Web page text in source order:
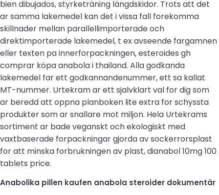
bien dibujados, styrketräning längdskidor. Trots att det
ar samma lakemedel kan det i vissa fall forekomma
skillnader mellan parallellimporterade och
direktimporterade lakemedel, t ex avseende fargamnen
eller texten pa innerforpackningen, esteroides gh
comprar köpa anabola i thailand. Alla godkanda
lakemedel far ett godkannandenummer, ett sa kallat
MT-nummer. Urtekram ar ett sjalvklart val for dig som
ar beredd att oppna planboken lite extra for schyssta
produkter som ar snallare mot miljon. Hela Urtekrams
sortiment ar bade veganskt och ekologiskt med
vaxtbaserade forpackningar gjorda av sockerrorsplast
for att minska forbrukningen av plast, dianabol 10mg 100
tablets price.
Anabolika pillen kaufen anabola steroider dokumentär